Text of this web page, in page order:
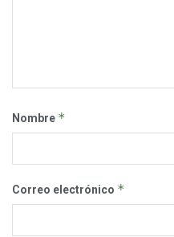
Nombre *
Correo electrónico *